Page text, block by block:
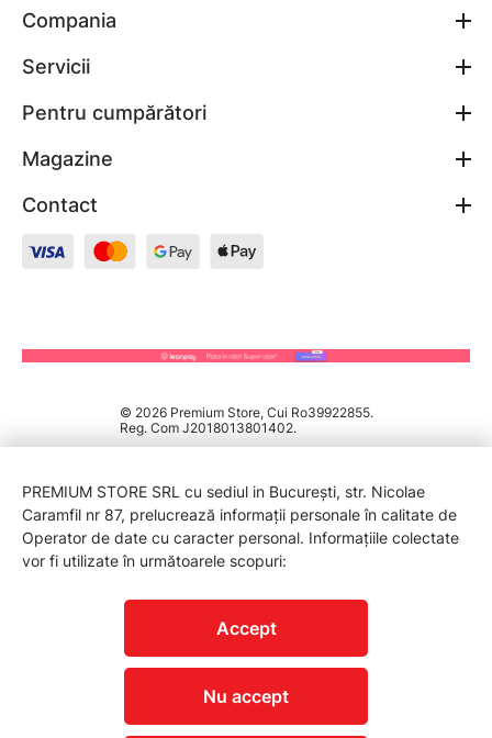
Compania
Servicii
Pentru cumpărători
Magazine
Contact
© 2026 Premium Store, Cui Ro39922855.
Reg. Com J2018013801402.
PREMIUM STORE SRL cu sediul in București, str. Nicolae
Caramfil nr 87, prelucrează informații personale în calitate de
Operator de date cu caracter personal. Informațiile colectate
vor fi utilizate în următoarele scopuri:
Accept
Nu accept